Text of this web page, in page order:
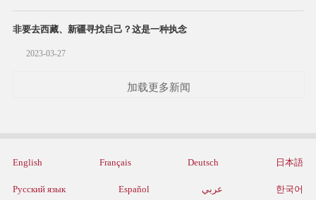
非要去西藏、新疆寻找自己？这是一种执念
2023-03-27
加载更多新闻
English Français Deutsch 日本語
Русский язык Español عربي 한국어